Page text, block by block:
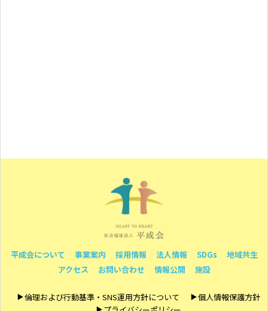
平成会について 事業案内 採用情報 法人情報 SDGs
地域共生
アクセス
お問い合わせ 情報公開 施設
倫理および行動基準・SNS運用方針について
個人情報保護方針